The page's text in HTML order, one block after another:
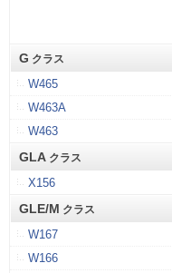
G クラス
W465
W463A
W463
GLA クラス
X156
GLE/M クラス
W167
W166